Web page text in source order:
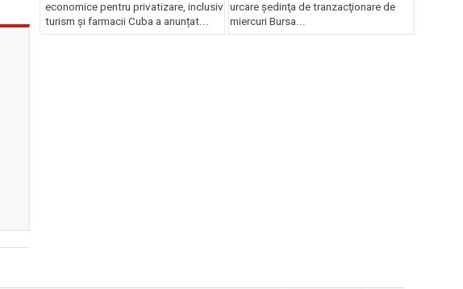
economice pentru privatizare, inclusiv
turism și farmacii Cuba a anunțat...
urcare şedinţa de tranzacţionare de
miercuri Bursa...